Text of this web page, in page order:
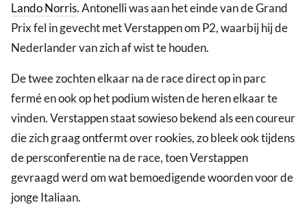
Lando Norris. Antonelli was aan het einde van de Grand
Prix fel in gevecht met Verstappen om P2, waarbij hij de
Nederlander van zich af wist te houden.
De twee zochten elkaar na de race direct op in parc
fermé en ook op het podium wisten de heren elkaar te
vinden. Verstappen staat sowieso bekend als een coureur
die zich graag ontfermt over rookies, zo bleek ook tijdens
de persconferentie na de race, toen Verstappen
gevraagd werd om wat bemoedigende woorden voor de
jonge Italiaan.